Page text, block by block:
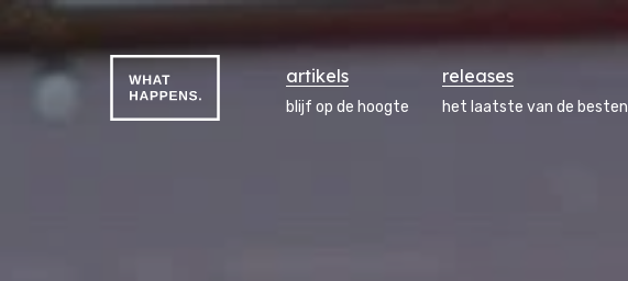
artikels
blijf op de hoogte
releases
het laatste van de besten